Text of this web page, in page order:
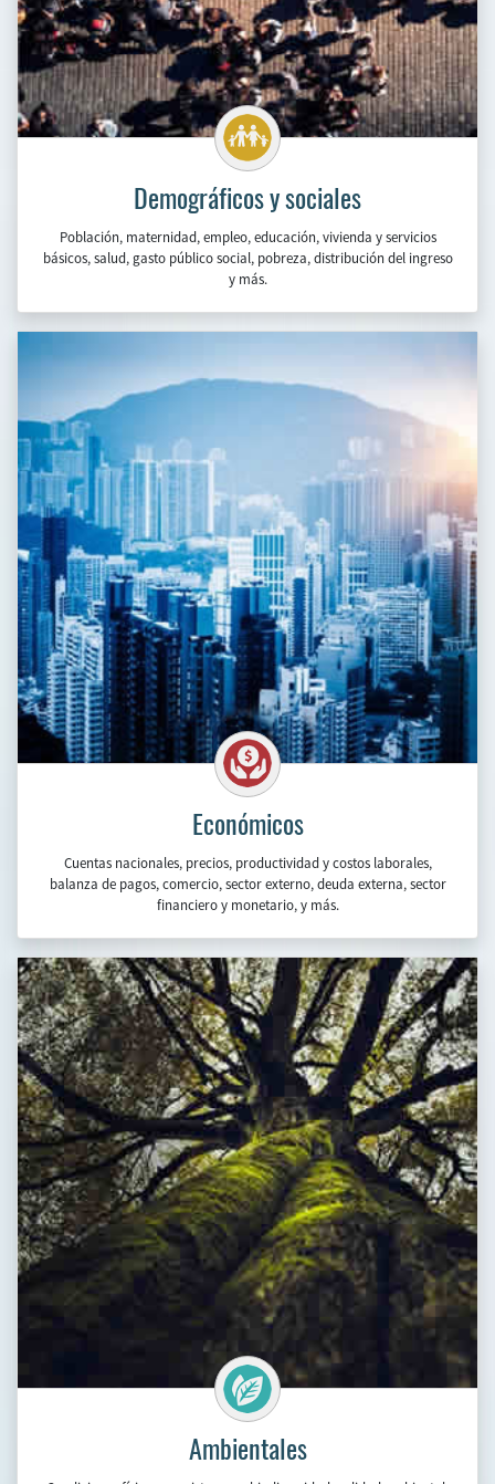
Económicos
Cuentas nacionales, precios, productividad y costos laborales,
balanza de pagos, comercio, sector externo, deuda externa, sector
Ambientales
Condiciones físicas, ecosistemas y biodiversidad, calidad ambiental,
recursos energéticos, recursos biológicos, recursos hídricos,
emisiones al aire, eventos naturales, y más.